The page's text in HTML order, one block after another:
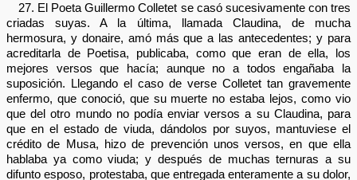
27. El Poeta Guillermo Colletet se casó sucesivamente con tres
criadas suyas. A la última, llamada Claudina, de mucha
hermosura, y donaire, amó más que a las antecedentes; y para
acreditarla de Poetisa, publicaba, como que eran de ella, los
mejores versos que hacía; aunque no a todos engañaba la
suposición. Llegando el caso de verse Colletet tan gravemente
enfermo, que conoció, que su muerte no estaba lejos, como vio
que del otro mundo no podía enviar versos a su Claudina, para
que en el estado de viuda, dándolos por suyos, mantuviese el
crédito de Musa, hizo de prevención unos versos, en que ella
hablaba ya como viuda; y después de muchas ternuras a su
difunto esposo, protestaba, que entregada enteramente a su dolor,